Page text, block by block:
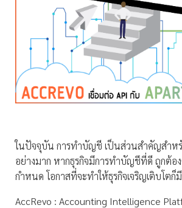
ในปัจจุบัน การทำบัญชี เป็นส่วนสำคัญสำหรั
อย่างมาก หากธุรกิจมีการทำบัญชีที่ดี ถูกต้อ
กำหนด โอกาสที่จะทำให้ธุรกิจเจริญเติบโต
AccRevo : Accounting Intelligence